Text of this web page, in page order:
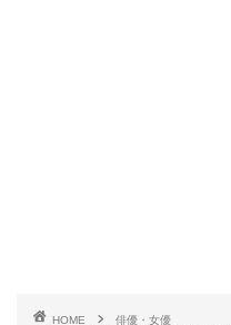
HOME
俳優・女優